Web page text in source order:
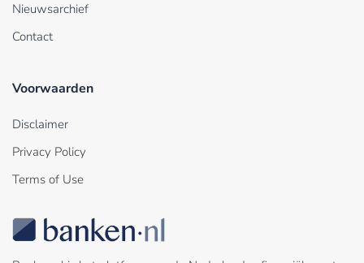
Nieuwsarchief
Contact
Voorwaarden
Disclaimer
Privacy Policy
Terms of Use